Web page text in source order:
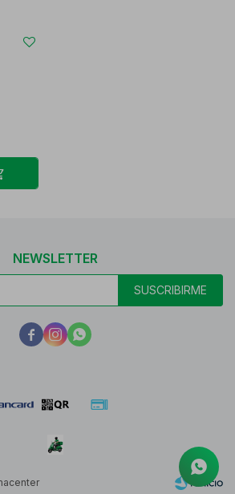
NEWSLETTER
SUSCRIBIRME
  